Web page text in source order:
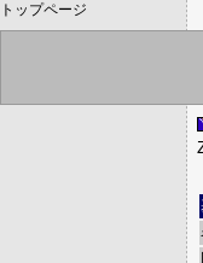
トップページ